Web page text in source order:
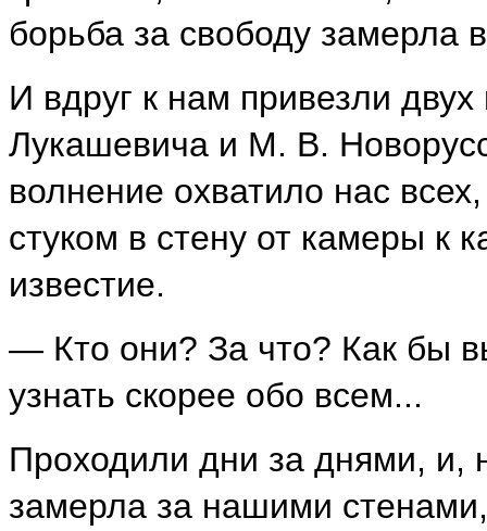
борьба за свободу замерла
И вдруг к нам привезли
Лукашевича и М. В.
волнение охватило нас
стуком в стену от камеры к
известие.
— Кто они? За что? Как бы
узнать скорее обо всем...
Проходили дни за днями, и,
замерла за нашими